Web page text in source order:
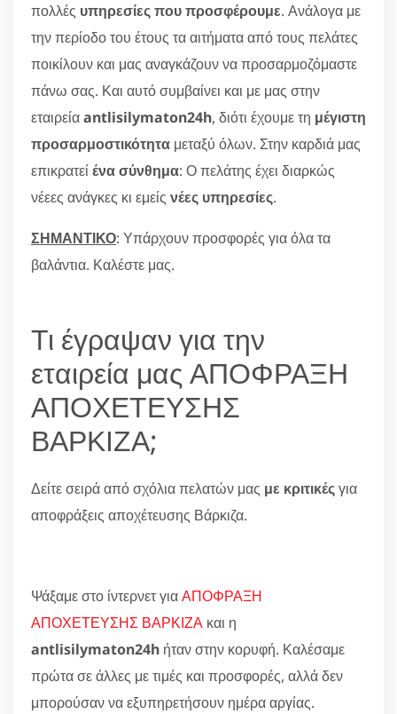
πολλές υπηρεσίες που προσφέρουμε. Ανάλογα με
την περίοδο του έτους τα αιτήματα από τους πελάτες
ποικίλουν και μας αναγκάζουν να προσαρμοζόμαστε
πάνω σας. Και αυτό συμβαίνει και με μας στην
εταιρείαantlisilymaton24h, διότι έχουμε τη μέγιστη
προσαρμοστικότητα μεταξύ όλων. Στην καρδιά μας
επικρατείένα σύνθημα: Ο πελάτης έχει διαρκώς
νέεες ανάγκες κι εμείς νέες υπηρεσίες.
ΣΗΜΑΝΤΙΚΟ: Υπάρχουν προσφορές για όλα τα
βαλάντια. Καλέστε μας.
Τι έγραψαν για την
εταιρεία μας ΑΠΟΦΡΑΞΗ
ΑΠΟΧΕΤΕΥΣΗΣ
ΒΑΡΚΙΖΑ;
Δείτε σειρά από σχόλια πελατών μας με κριτικέςγια
αποφράξεις αποχέτευσης Βάρκιζα.
Ψάξαμε στο ίντερνετ γιαΑΠΟΦΡΑΞΗ
ΑΠΟΧΕΤΕΥΣΗΣ ΒΑΡΚΙΖΑ και η
antlisilymaton24h ήταν στην κορυφή. Καλέσαμε
πρώτα σε άλλες με τιμές και προσφορές, αλλά δεν
μπορούσαν να εξυπηρετήσουν ημέρα αργίας.